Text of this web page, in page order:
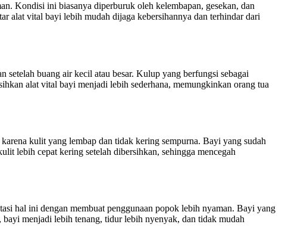
Kondisi ini biasanya diperburuk oleh kelembapan, gesekan, dan
alat vital bayi lebih mudah dijaga kebersihannya dan terhindar dari
buang air kecil atau besar. Kulup yang berfungsi sebagai
alat vital bayi menjadi lebih sederhana, memungkinkan orang tua
kulit yang lembap dan tidak kering sempurna. Bayi yang sudah
lebih cepat kering setelah dibersihkan, sehingga mencegah
hal ini dengan membuat penggunaan popok lebih nyaman. Bayi yang
menjadi lebih tenang, tidur lebih nyenyak, dan tidak mudah